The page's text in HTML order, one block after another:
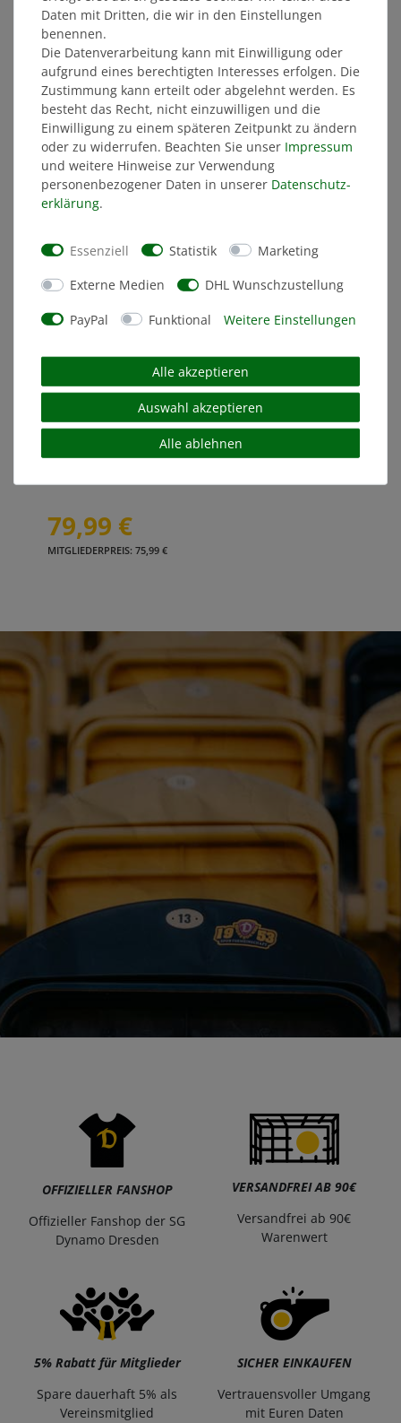
ÄHNLICHE ARTIKEL
Trainingsjacke Retro Streifen
79,99 €
MITGLIEDERPREIS: 75,99 €
OFFIZIELLER FANSHOP
Offizieller Fanshop der SG
Dynamo Dresden
VERSANDFREI AB 90€
Versandfrei ab 90€
Warenwert
5% Rabatt für Mitglieder
Spare dauerhaft 5% als
Vereinsmitglied
SICHER EINKAUFEN
Vertrauensvoller Umgang
mit Euren Daten
Daten mit Dritten, die wir in den Einstellungen
benennen.
Die Datenverarbeitung kann mit Einwilligung oder
aufgrund eines berechtigten Interesses erfolgen. Die
Zustimmung kann erteilt oder abgelehnt werden. Es
besteht das Recht, nicht einzuwilligen und die
Einwilligung zu einem späteren Zeitpunkt zu ändern
oder zu widerrufen. Beachten Sie unser Impressum
und weitere Hinweise zur Verwendung
personenbezogener Daten in unserer Daten­schutz­
erklärung.
Essenziell Statistik Marketing
Externe Medien DHL Wunschzustellung
PayPal Funktional Weitere Einstellungen
Alle akzeptieren
Auswahl akzeptieren
Alle ablehnen